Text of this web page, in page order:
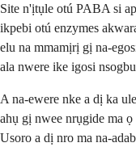
Site n'ịtụle otú PABA si
ikpebi otú enzymes
elu na mmamịrị gị na-
ala nwere ike igosi
A na-ewere nke a dị ka
ahụ gị nwee nrụgide ma
Usoro a dị nro ma na-